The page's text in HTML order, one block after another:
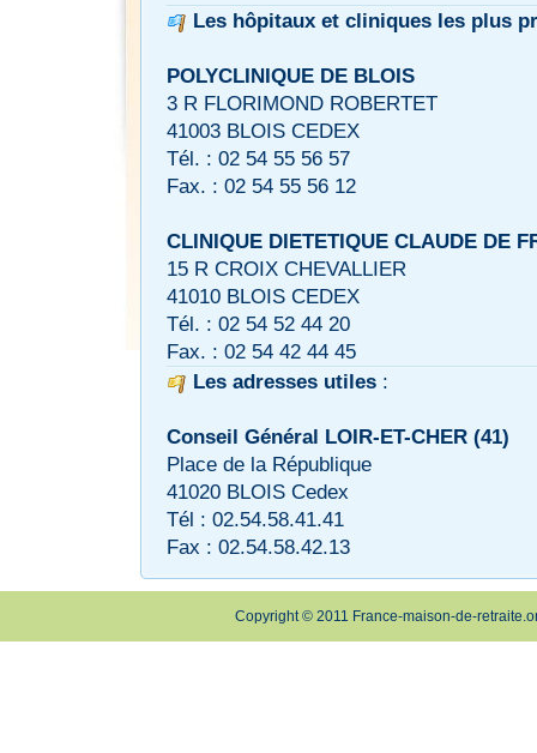
Les hôpitaux et cliniques les plus
POLYCLINIQUE DE BLOIS
3 R FLORIMOND ROBERTET
41003 BLOIS CEDEX
Tél. : 02 54 55 56 57
Fax. : 02 54 55 56 12
CLINIQUE DIETETIQUE CLAUDE DE
15 R CROIX CHEVALLIER
41010 BLOIS CEDEX
Tél. : 02 54 52 44 20
Fax. : 02 54 42 44 45
Les adresses utiles :
Conseil Général LOIR-ET-CHER (41)
Place de la République
41020 BLOIS Cedex
Tél : 02.54.58.41.41
Fax : 02.54.58.42.13
Copyright © 2011 France-maison-de-